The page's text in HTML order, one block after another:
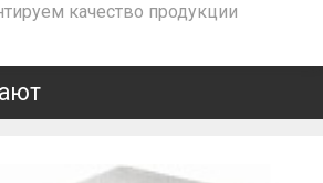
качество продукции